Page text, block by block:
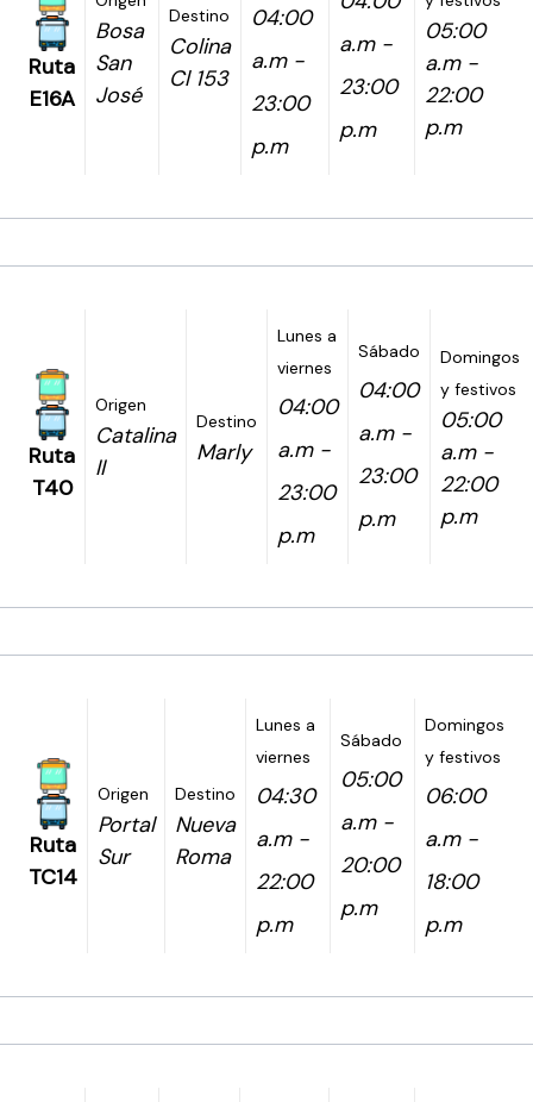
Ruta
E16A
Bosa
San
José
Destino
Colina
Cl 153
04:00
a.m -
23:00
p.m
a.m -
23:00
p.m
05:00
a.m -
22:00
p.m
Ruta
T40
Origen
Catalina
II
Destino
Marly
Lunes a
viernes
04:00
a.m -
23:00
p.m
Sábado
04:00
a.m -
23:00
p.m
Domingos
y festivos
05:00
a.m -
22:00
p.m
Ruta
TC14
Origen
Portal
Sur
Destino
Nueva
Roma
Lunes a
viernes
04:30
a.m -
22:00
p.m
Sábado
05:00
a.m -
20:00
p.m
Domingos
y festivos
06:00
a.m -
18:00
p.m